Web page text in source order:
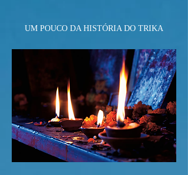
UM POUCO DA HISTÓRIA DO TRIKA